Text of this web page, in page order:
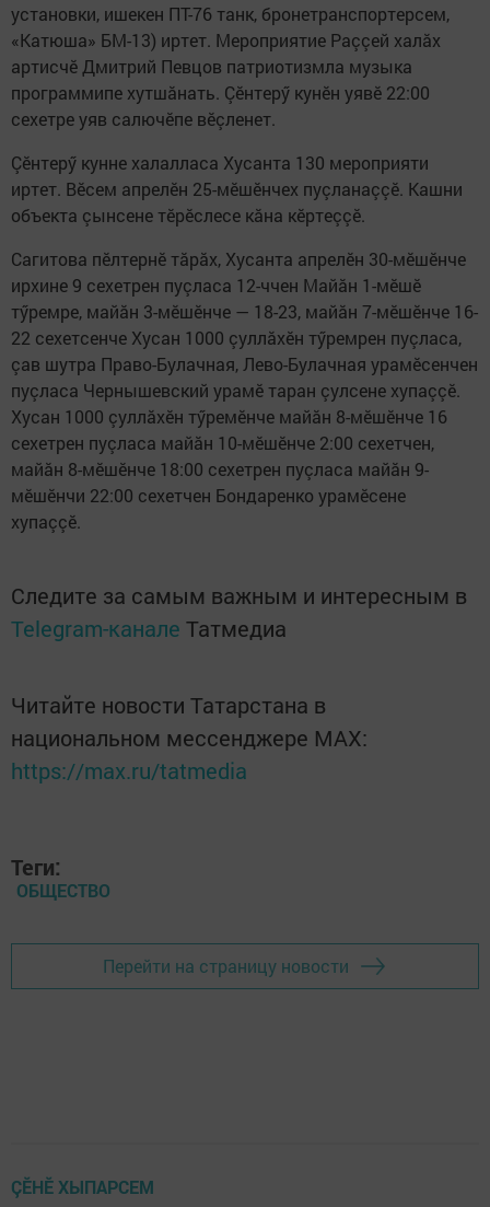
установки, ишекен ПТ-76 танк, бронетранспортерсем,
«Катюша» БМ-13) иртет. Мероприятие Раççей халăх
артисчӗ Дмитрий Певцов патриотизмла музыка
программипе хутшăнать. Çӗнтерӳ кунӗн уявӗ 22:00
сехетре уяв салючӗпе вӗçленет.
Çӗнтерӳ кунне халалласа Хусанта 130 мероприяти
иртет. Вӗсем апрелӗн 25-мӗшӗнчех пуçланаççӗ. Кашни
объекта çынсене тӗрӗслесе кăна кӗртеççӗ.
Сагитова пӗлтернӗ тăрăх, Хусанта апрелӗн 30-мӗшӗнче
ирхине 9 сехетрен пуçласа 12-ччен Майăн 1-мӗшӗ
тӳремре, майăн 3-мӗшӗнче — 18-23, майăн 7-мӗшӗнче 16-
22 сехетсенче Хусан 1000 çуллăхӗн тӳремрен пуçласа,
çав шутра Право-Булачная, Лево-Булачная урамӗсенчен
пуçласа Чернышевский урамӗ таран çулсене хупаççӗ.
Хусан 1000 çуллăхӗн тӳремӗнче майăн 8-мӗшӗнче 16
сехетрен пуçласа майăн 10-мӗшӗнче 2:00 сехетчен,
майăн 8-мӗшӗнче 18:00 сехетрен пуçласа майăн 9-
мӗшӗнчи 22:00 сехетчен Бондаренко урамӗсене
хупаççӗ.
Следите за самым важным и интересным в
Telegram-канале Татмедиа
Читайте новости Татарстана в
национальном мессенджере MАХ:
https://max.ru/tatmedia
Теги:
ОБЩЕСТВО
Перейти на страницу новости
ÇӖНӖ ХЫПАРСЕМ